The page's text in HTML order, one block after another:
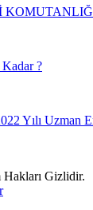
Kadar ?
Yılı Uzman
Gizlidir.